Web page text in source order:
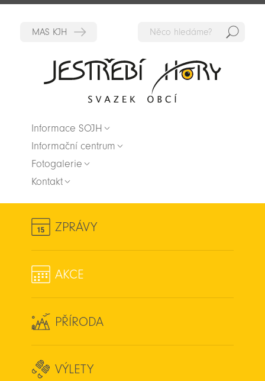
Informace SOJH
Informační centrum
Fotogalerie
Kontakt
ZPRÁVY
AKCE
PŘÍRODA
VÝLETY